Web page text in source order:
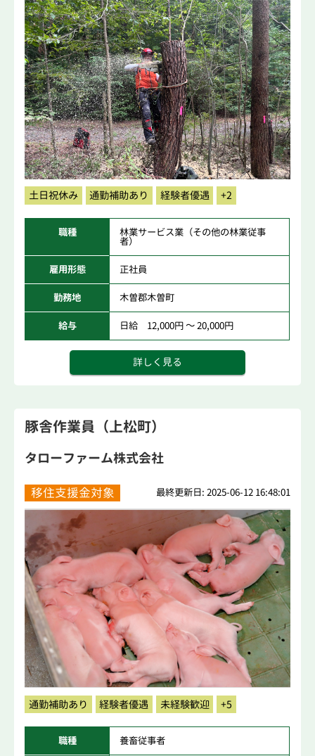
土日祝休み 通勤補助あり 経験者優遇 +2
職種 林業サービス業（その他の林業従事
者）
雇用形態 正社員
勤務地 木曽郡木曽町
給与 日給 12,000円 ～ 20,000円
詳しく見る
豚舎作業員（上松町）
タローファーム株式会社
移住支援金対象 最終更新日: 2025-06-12 16:48:01
通勤補助あり 経験者優遇 未経験歓迎 +5
職種 養畜従事者